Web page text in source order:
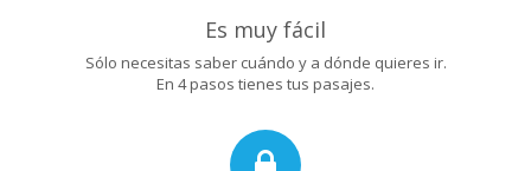
Es muy fácil
Sólo necesitas saber cuándo y a dónde quieres ir.
En 4 pasos tienes tus pasajes.